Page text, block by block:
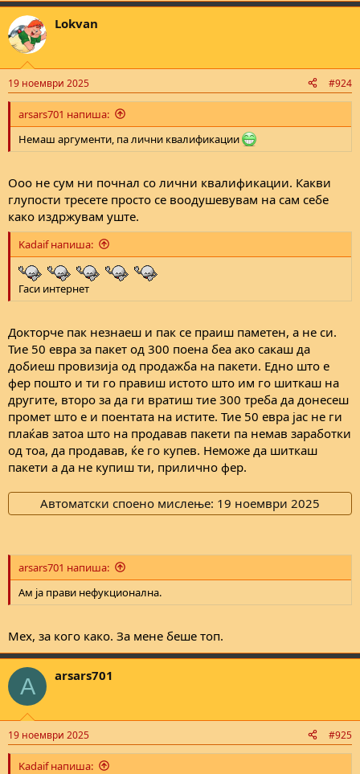
Lokvan
19 ноември 2025 #924
arsars701 напиша:
Немаш аргументи, па лични квалификации
Ооо не сум ни почнал со лични квалификации. Какви
глупости тресете просто се воодушевувам на сам себе
како издржувам уште.
Kadaif напиша:
Гаси интернет
Докторче пак незнаеш и пак се праиш паметен, а не си.
Тие 50 евра за пакет од 300 поена беа ако сакаш да
добиеш провизија од продажба на пакети. Едно што е
фер пошто и ти го правиш истото што им го шиткаш на
другите, второ за да ги вратиш тие 300 треба да донесеш
промет што е и поентата на истите. Тие 50 евра јас не ги
плаќав затоа што на продавав пакети па немав заработки
од тоа, да продавав, ќе го купев. Неможе да шиткаш
пакети а да не купиш ти, прилично фер.
Автоматски споено мислење: 19 ноември 2025
arsars701 напиша:
Ам ја прави нефукционална.
Мех, за кого како. За мене беше топ.
A arsars701
19 ноември 2025 #925
Kadaif напиша: